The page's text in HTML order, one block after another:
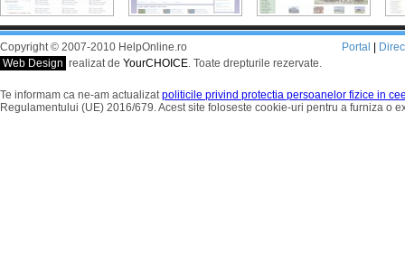
Copyright © 2007-2010 HelpOnline.ro
Web Design realizat de YourCHOICE. Toate drepturile rezervate.
Portal
Te informam ca ne-am actualizatpoliticile privind protectia persoanelor fizice in
Regulamentului (UE) 2016/679. Acest site foloseste cookie-uri pentru a furniza o